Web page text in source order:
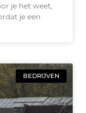
je het weet,
je een
BEDRIJVEN